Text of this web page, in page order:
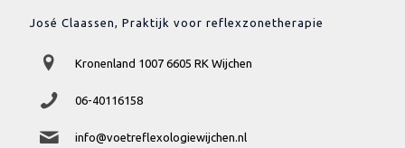
José Claassen, Praktijk voor reflexzonetherapie
Kronenland 1007 6605 RK Wijchen
06-40116158
info@voetreflexologiewijchen.nl